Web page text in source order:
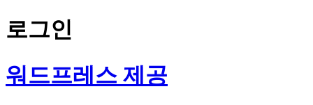
로그인
워드프레스 제공